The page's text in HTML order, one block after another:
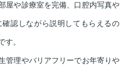
屋や診療室を完備、口腔内写真や
確認しながら説明してもらえるの
す。
管理やバリアフリーでお年寄りや